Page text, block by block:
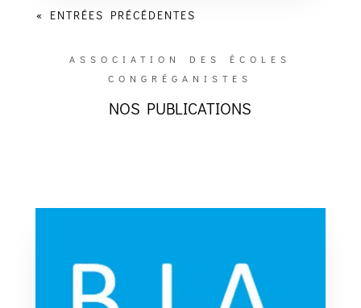
« ENTRÉES PRÉCÉDENTES
ASSOCIATION DES ÉCOLES
CONGRÉGANISTES
NOS PUBLICATIONS